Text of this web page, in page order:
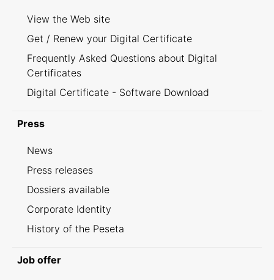
View the Web site
Get / Renew your Digital Certificate
Frequently Asked Questions about Digital
Certificates
Digital Certificate - Software Download
Press
News
Press releases
Dossiers available
Corporate Identity
History of the Peseta
Job offer